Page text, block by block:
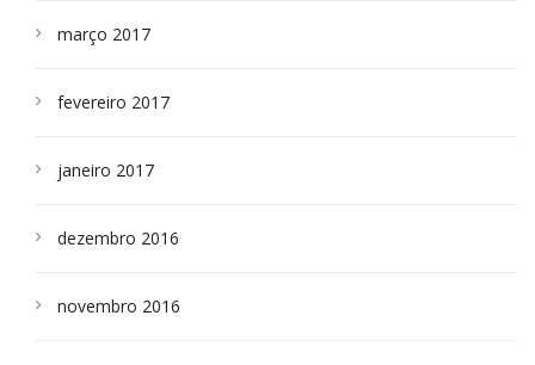
março 2017
fevereiro 2017
janeiro 2017
dezembro 2016
novembro 2016